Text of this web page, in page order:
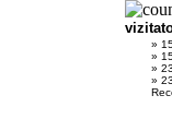
»
»
»
»